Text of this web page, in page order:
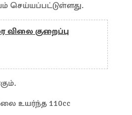
செய்யப்பட்டுள்ளது.
விலை குறைப்பு
உயர்ந்த 110cc